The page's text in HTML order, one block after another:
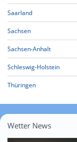
Saarland
Sachsen
Sachsen-Anhalt
Schleswig-Holstein
Thüringen
Wetter News